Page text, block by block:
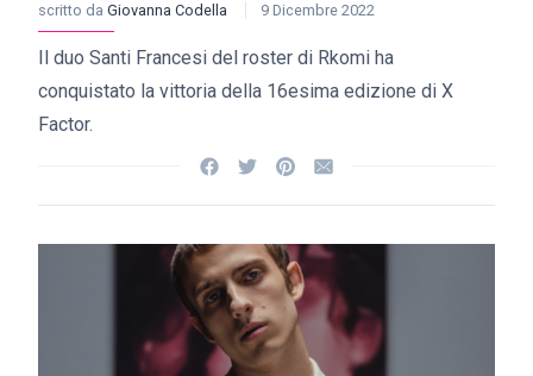
scritto da Giovanna Codella 9 Dicembre 2022
Il duo Santi Francesi del roster di Rkomi ha
conquistato la vittoria della 16esima edizione di X
Factor.